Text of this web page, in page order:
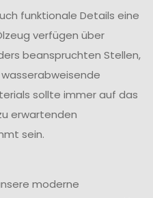
funktionale Details eine
verfügen über
beanspruchten Stellen,
sollte immer auf das
erwartenden
sein.
moderne